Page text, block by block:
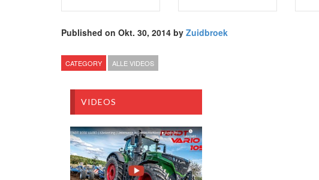
Published on Okt. 30, 2014 by Zuidbroek
CATEGORY ALLE VIDEOS
VIDEOS